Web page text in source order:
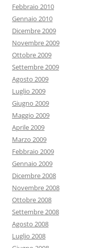
Febbraio 2010
Gennaio 2010
Dicembre 2009
Novembre 2009
Ottobre 2009
Settembre 2009
Agosto 2009
Luglio 2009
Giugno 2009
Maggio 2009
Aprile 2009
Marzo 2009
Febbraio 2009
Gennaio 2009
Dicembre 2008
Novembre 2008
Ottobre 2008
Settembre 2008
Agosto 2008
Luglio 2008